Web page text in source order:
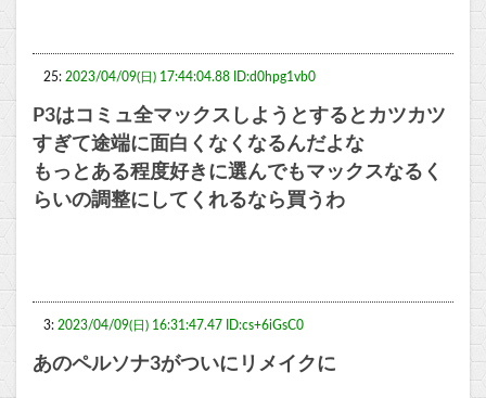
25: 2023/04/09(日) 17:44:04.88 ID:d0hpg1vb0
P3はコミュ全マックスしようとするとカツカツ
すぎて途端に面白くなくなるんだよな
もっとある程度好きに選んでもマックスなるく
らいの調整にしてくれるなら買うわ
3: 2023/04/09(日) 16:31:47.47 ID:cs+6iGsC0
あのペルソナ3がついにリメイクに